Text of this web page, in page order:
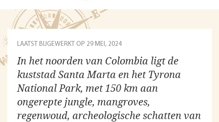
LAATST BIJGEWERKT OP 29 MEI, 2024
In het noorden van Colombia ligt de
kuststad Santa Marta en het Tyrona
National Park, met 150 km aan
ongerepte jungle, mangroves,
regenwoud, archeologische schatten van